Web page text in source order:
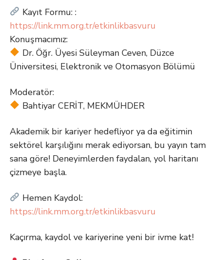
Kayıt Formu: :
https://link.mm.org.tr/etkinlikbasvuru
Konuşmacımız:
Dr. Öğr. Üyesi Süleyman Ceven, Düzce
Üniversitesi, Elektronik ve Otomasyon Bölümü
Moderatör:
Bahtiyar CERİT, MEKMÜHDER
Akademik bir kariyer hedefliyor ya da eğitimin
sektörel karşılığını merak ediyorsan, bu yayın tam
sana göre! Deneyimlerden faydalan, yol haritanı
çizmeye başla.
Hemen Kaydol:
https://link.mm.org.tr/etkinlikbasvuru
Kaçırma, kaydol ve kariyerine yeni bir ivme kat!